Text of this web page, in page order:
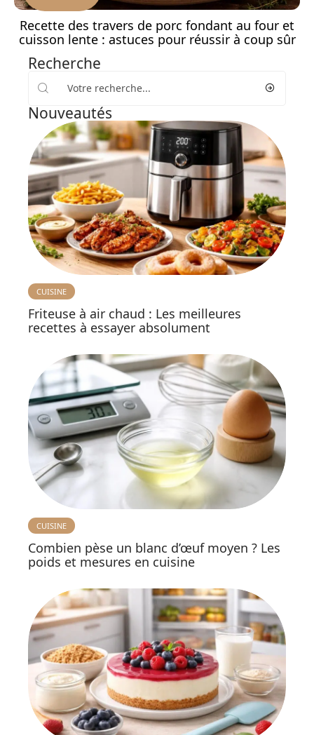
Recette des travers de porc fondant au four et
cuisson lente : astuces pour réussir à coup sûr
Recherche
Nouveautés
CUISINE
Friteuse à air chaud : Les meilleures
recettes à essayer absolument
CUISINE
Combien pèse un blanc d’œuf moyen ? Les
poids et mesures en cuisine